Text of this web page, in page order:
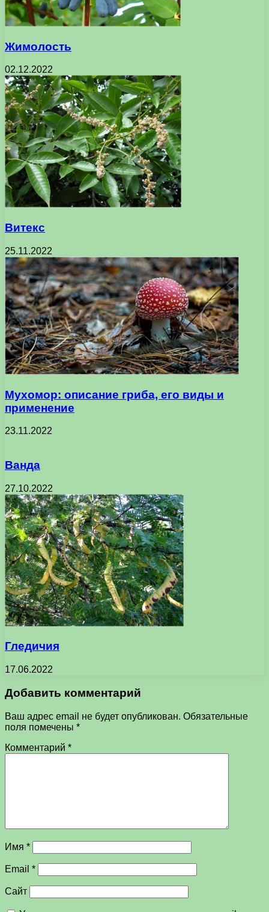
Жимолость
02.12.2022
Витекс
25.11.2022
Мухомор: описание гриба, его виды и
применение
23.11.2022
Ванда
27.10.2022
Гледичия
17.06.2022
Добавить комментарий
Ваш адрес email не будет опубликован. Обязательные
поля помечены *
Комментарий *
Имя *
Email *
Сайт